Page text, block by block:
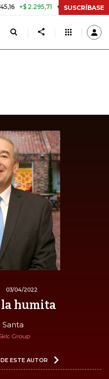
2.295,71 +0,58% TASA DE
SUSCRÍBASE
03/04/2022
la humita
Santa
Group
ESTE AUTOR